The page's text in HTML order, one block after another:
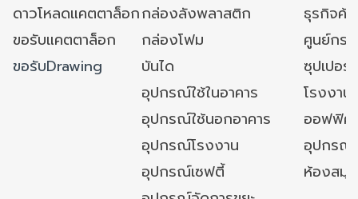
ดาวโหลดแคตตาล็อกกล่องลังพลาสติก
ธุรกิจค้
ขอรับแคตตาล็อก
กล่องโฟม
ศูนย์กร
ขอรับDrawing
บันได
ซุปเปอ
อุปกรณ์ใช้ในอาคาร
โรงงา
อุปกรณ์ใช้นอกอาคาร
ออฟฟิศ/
อุปกรณ์โรงงาน
อุปกรณ์
อุปกรณ์เซฟตี้
ห้องสมุ